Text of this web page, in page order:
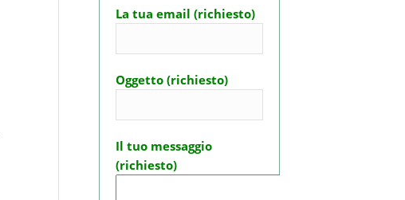
La tua email (richiesto)
Oggetto (richiesto)
Il tuo messaggio
(richiesto)